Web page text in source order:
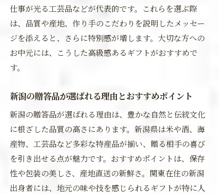
仕事が光る工芸品などが代表的です。これらを選ぶ際
は、品質や産地、作り手のこだわりを説明したメッセー
ジを添えると、さらに特別感が増します。大切な方への
お中元には、こうした高級感あるギフトがおすすめで
す。
新潟の贈答品が選ばれる理由とおすすめポイント
新潟の贈答品が選ばれる理由は、豊かな自然と伝統文化
に根ざした品質の高さにあります。新潟県は米や酒、海
産物、工芸品など多彩な特産品が揃い、贈る相手の喜び
を引き出せる点が魅力です。おすすめポイントは、保存
性や包装の美しさ、産地直送の新鮮さ。関東在住の新潟
出身者には、地元の味や技を感じられるギフトが特に人